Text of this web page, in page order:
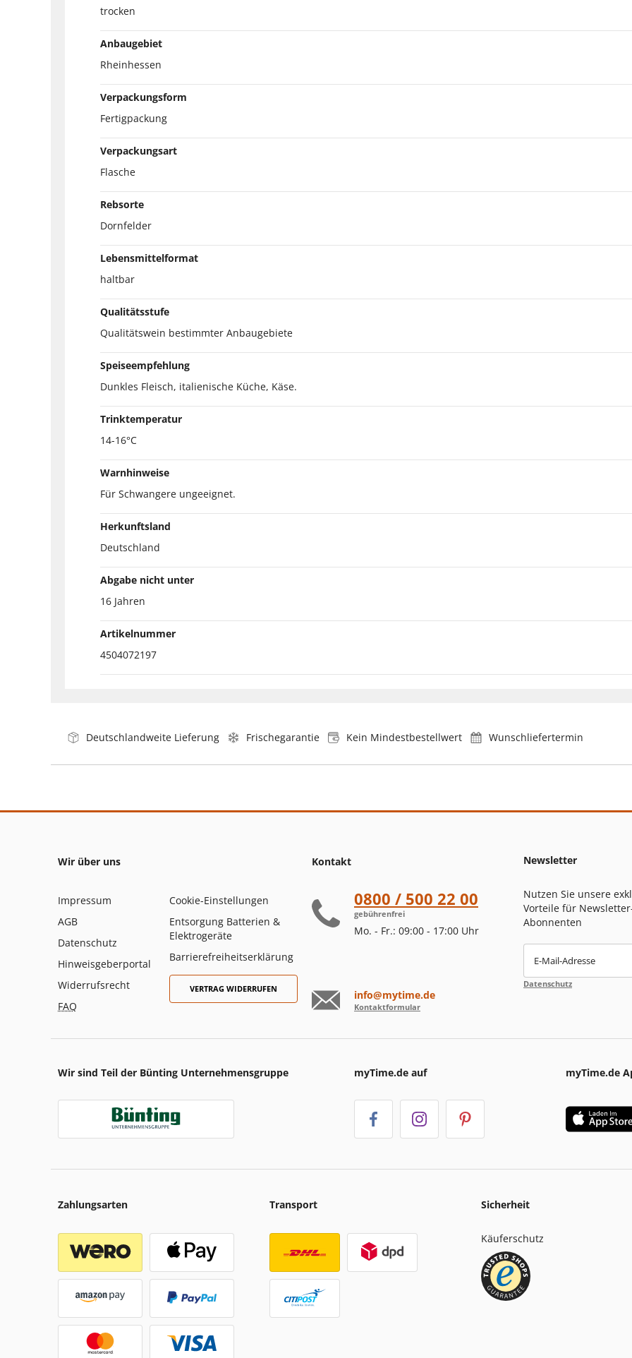
trocken
Anbaugebiet
Rheinhessen
Verpackungsform
Fertigpackung
Verpackungsart
Flasche
Rebsorte
Dornfelder
Lebensmittelformat
haltbar
Qualitätsstufe
Qualitätswein bestimmter Anbaugebiete
Speiseempfehlung
Dunkles Fleisch, italienische Küche, Käse.
Trinktemperatur
14-16°C
Warnhinweise
Für Schwangere ungeeignet.
Herkunftsland
Deutschland
Abgabe nicht unter
16 Jahren
Artikelnummer
4504072197
Deutschlandweite Lieferung Frischegarantie Kein Mindestbestellwert Wunschliefertermin
Wir über uns
Impressum
AGB
Datenschutz
Hinweisgeberportal
Widerrufsrecht
FAQ
Cookie-Einstellungen
Entsorgung Batterien &
Elektrogeräte
Barrierefreiheitserklärung
VERTRAG WIDERRUFEN
Kontakt
0800 / 500 22 00
gebührenfrei
Mo. - Fr.: 09:00 - 17:00 Uhr
info@mytime.de
Kontaktformular
Newsletter
Nutzen Sie unsere
Vorteile für
Abonnenten
E-Mail-Adresse
Datenschutz
Wir sind Teil der Bünting Unternehmensgruppe myTime.de auf myTime.de
Zahlungsarten Transport Sicherheit
Käuferschutz